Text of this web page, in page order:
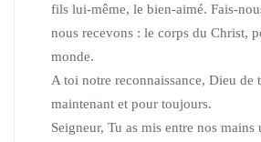
fils lui-même, le bien-aimé. Fais-
nous recevons : le corps du Christ,
monde.
A toi notre reconnaissance, Dieu de
maintenant et pour toujours.
Seigneur, Tu as mis entre nos mains